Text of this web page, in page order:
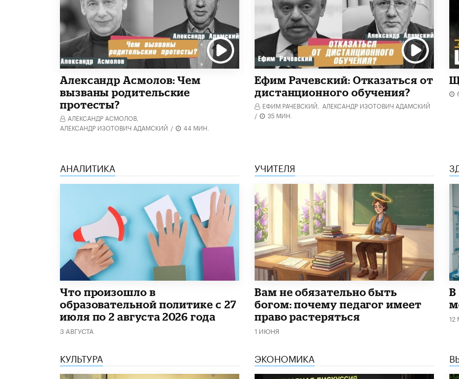
Александр Асмолов: Чем
вызваны родительские
протесты?
АЛЕКСАНДР АСМОЛОВ,
АЛЕКСАНДР ИЗОТОВИЧ АДАМСКИЙ / 44 МИН.
Ефим Рачевский: Отказаться от
дистанционного обучения?
ЕФИМ РАЧЕВСКИЙ, АЛЕКСАНДР ИЗОТОВИЧ АДАМСКИЙ
/
35 МИН.
АНАЛИТИКА
​Что произошло в
образовательной политике с 27
июля по 2 августа 2026 года
3 АВГУСТА
УЧИТЕЛЯ
​Вам не обязательно быть
богом: почему педагог имеет
право растеряться
1 ИЮНЯ
В
12
КУЛЬТУРА ЭКОНОМИКА